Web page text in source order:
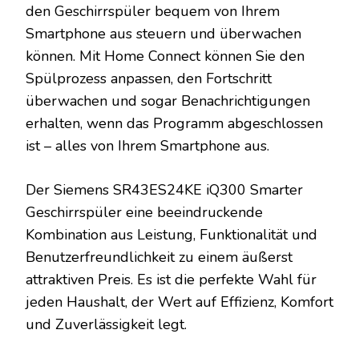
den Geschirrspüler bequem von Ihrem
Smartphone aus steuern und überwachen
können. Mit Home Connect können Sie den
Spülprozess anpassen, den Fortschritt
überwachen und sogar Benachrichtigungen
erhalten, wenn das Programm abgeschlossen
ist – alles von Ihrem Smartphone aus.
Der Siemens SR43ES24KE iQ300 Smarter
Geschirrspüler eine beeindruckende
Kombination aus Leistung, Funktionalität und
Benutzerfreundlichkeit zu einem äußerst
attraktiven Preis. Es ist die perfekte Wahl für
jeden Haushalt, der Wert auf Effizienz, Komfort
und Zuverlässigkeit legt.